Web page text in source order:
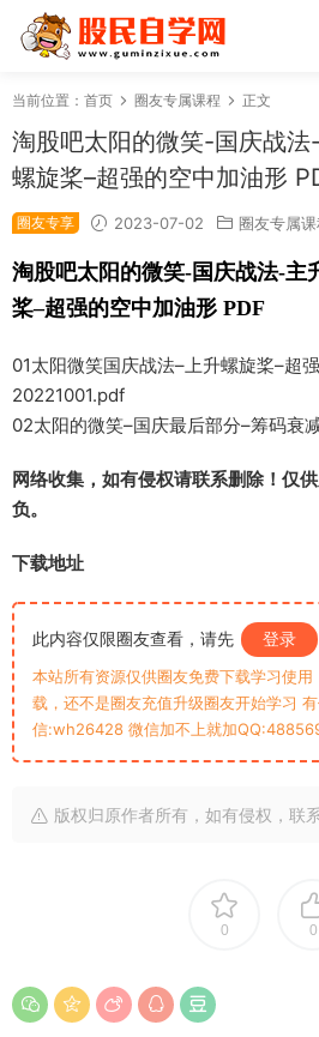
当前位置： 首页 圈友专属课程 正文
淘股吧太阳的微笑-国庆战
螺旋桨–超强的空中加油形
圈友专享 2023-07-02 圈友专属课
淘股吧太阳的微笑-国庆战法-主
桨–超强的空中加油形 PDF
01太阳微笑国庆战法–上升螺旋桨–超
20221001.pdf
02太阳的微笑–国庆最后部分–筹码衰
网络收集，如有侵权请联系删除！仅
负。
下载地址
此内容仅限圈友查看，请先 登录
本站所有资源仅供圈友免费下载学习使
载，还不是圈友充值升级圈友开始学习
信:wh26428 微信加不上就加
版权归原作者所有，如有侵权，联
0 0